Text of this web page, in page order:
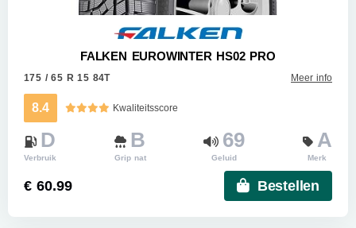
FALKEN EUROWINTER HS02 PRO
175 / 65 R 15 84T Meer info
8.4 Kwaliteitsscore
D
Verbruik
B
Grip nat
69
Geluid
A
Merk
€ 60.99 Bestellen